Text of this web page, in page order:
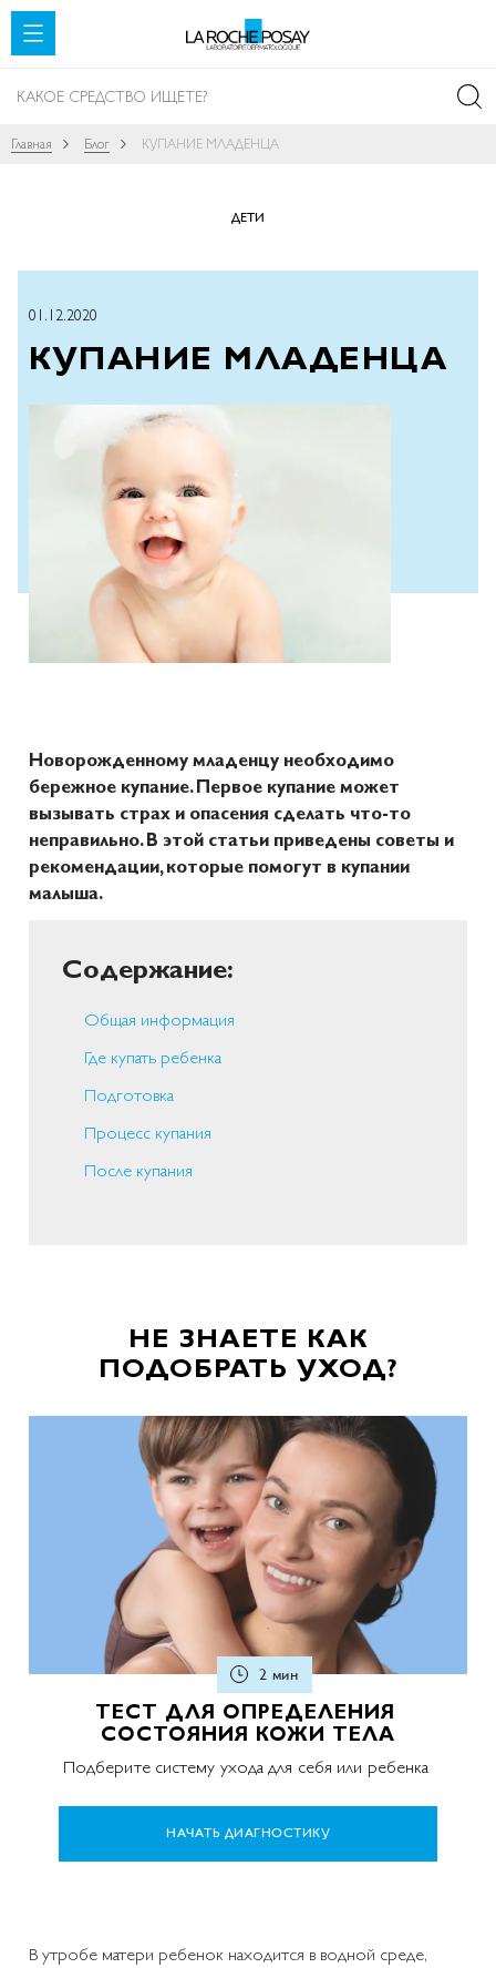
SKIP TO CONTENT
Главная Блог КУПАНИЕ МЛАДЕНЦА
ДЕТИ
01.12.2020
КУПАНИЕ МЛАДЕНЦА
Новорожденному младенцу необходимо
бережное купание. Первое купание может
вызывать страх и опасения сделать что-то
неправильно. В этой статьи приведены советы и
рекомендации, которые помогут в купании
малыша.
Содержание:
Общая информация
Где купать ребенка
Подготовка
Процесс купания
После купания
НЕ ЗНАЕТЕ КАК
ПОДОБРАТЬ УХОД?
2 мин
ТЕСТ ДЛЯ ОПРЕДЕЛЕНИЯ
СОСТОЯНИЯ КОЖИ ТЕЛА
Подберите систему ухода для себя или ребенка
НАЧАТЬ ДИАГНОСТИКУ
В утробе матери ребенок находится в водной среде,